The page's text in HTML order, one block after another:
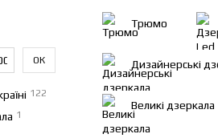
Трюмо
Дизайнерські
Великі дзеркала
ОК
122
1